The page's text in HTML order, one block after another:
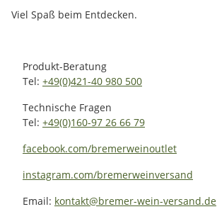
Viel Spaß beim Entdecken.
Produkt-Beratung
Tel: +49(0)421-40 980 500
Technische Fragen
Tel: +49(0)160-97 26 66 79
facebook.com/bremerweinoutlet
instagram.com/bremerweinversand
Email: kontakt@bremer-wein-versand.de